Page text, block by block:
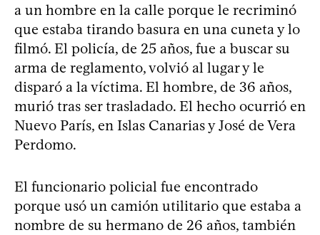
a un hombre en la calle porque le recriminó
que estaba tirando basura en una cuneta y lo
filmó. El policía, de 25 años, fue a buscar su
arma de reglamento, volvió al lugar y le
disparó a la víctima. El hombre, de 36 años,
murió tras ser trasladado. El hecho ocurrió en
Nuevo París, en Islas Canarias y José de Vera
Perdomo.
El funcionario policial fue encontrado
porque usó un camión utilitario que estaba a
nombre de su hermano de 26 años, también